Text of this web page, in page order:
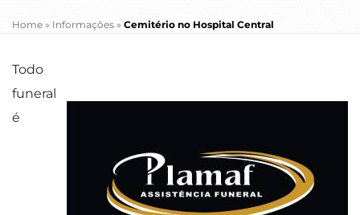
Home » Informações » Cemitério no Hospital Central
Todo
funeral
é